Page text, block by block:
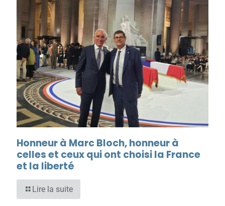
Honneur à Marc Bloch, honneur à
celles et ceux qui ont choisi la France
et la liberté
Lire la suite